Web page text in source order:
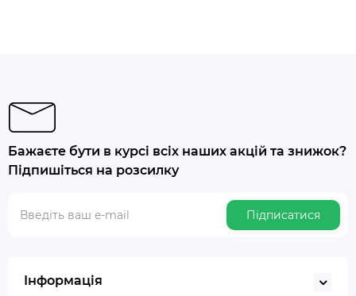
Бажаєте бути в курсі всіх наших акцій та знижок?
Підпишіться на розсилку
Підписатися
Інформація